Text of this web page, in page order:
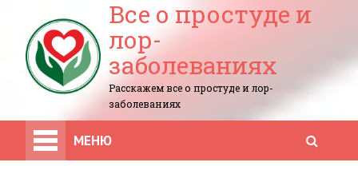
Все о простуде и
лор-
заболеваниях
Расскажем все о простуде и лор-
заболеваниях
МЕНЮ